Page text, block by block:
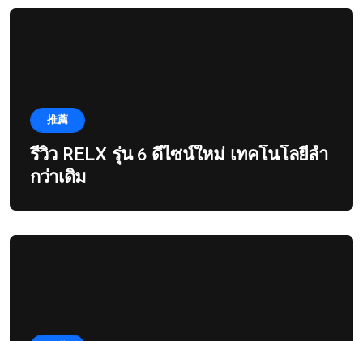
推薦
รีวิว RELX รุ่น 6 ดีไซน์ใหม่ เทคโนโลยีล้ำ
กว่าเดิม